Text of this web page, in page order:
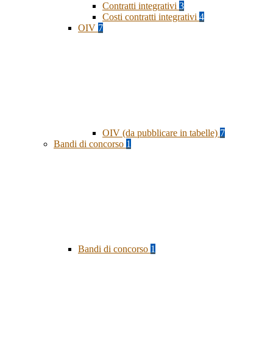
Contratti integrativi 3
Costi contratti integrativi 4
OIV 7
OIV (da pubblicare in tabelle) 7
Bandi di concorso 1
Bandi di concorso 1